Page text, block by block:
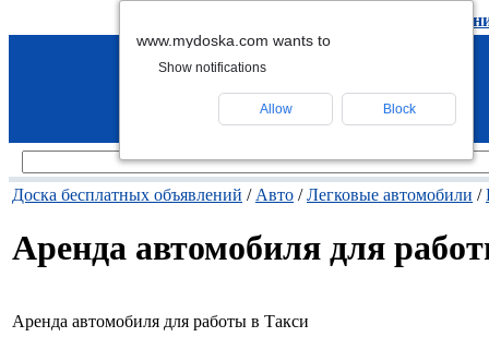
удалить
Доска бесплатных объявлений / Авто /Легковые автомобили /
Аренда автомобиля для
Аренда автомобиля для работы в Такси
www.mydoska.com wants to
Show notifications
Allow Block